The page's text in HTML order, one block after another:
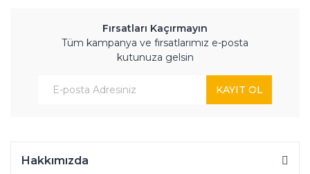
Fırsatları Kaçırmayın
Tüm kampanya ve fırsatlarımız e-posta
kutunuza gelsin
KAYIT OL
Hakkımızda